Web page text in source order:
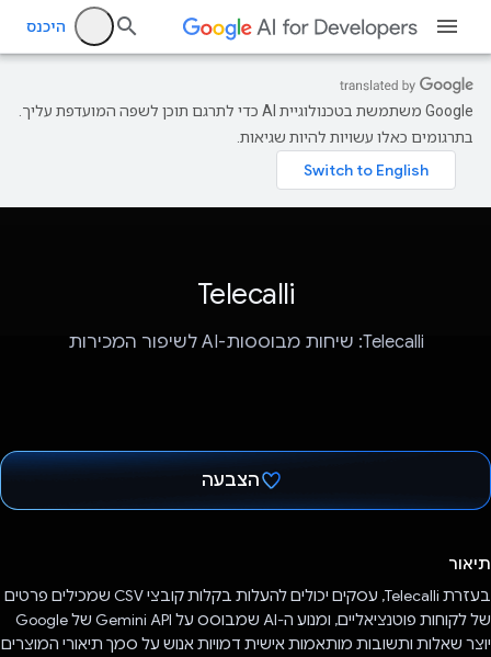
היכנס
‫Google משתמשת בטכנולוגיית AI כדי לתרגם תוכן לשפה המועדפת עליך.
בתרגומים כאלו עשויות להיות שגיאות.
Telecalli
Telecalli: שיחות מבוססות-AI לשיפור המכירות
הצבעה
תיאור
בעזרת Telecalli, עסקים יכולים להעלות בקלות קובצי CSV שמכילים פרטים
של לקוחות פוטנציאליים, ומנוע ה-AI שמבוסס על Gemini API של Google
יוצר שאלות ותשובות מותאמות אישית דמויות אנוש על סמך תיאורי המוצרים